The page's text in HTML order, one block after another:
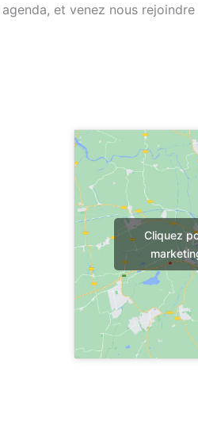
et venez nous
Cliquez